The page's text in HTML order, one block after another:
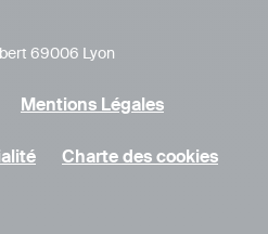
69006 Lyon
Mentions Légales
Charte des cookies